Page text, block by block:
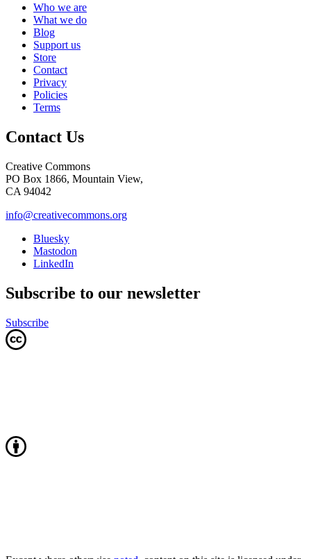
Who we are
What we do
Blog
Support us
Store
Contact
Privacy
Policies
Terms
Contact Us
Creative Commons
PO Box 1866, Mountain View,
CA 94042
info@creativecommons.org
Bluesky
Mastodon
LinkedIn
Subscribe to our newsletter
Subscribe